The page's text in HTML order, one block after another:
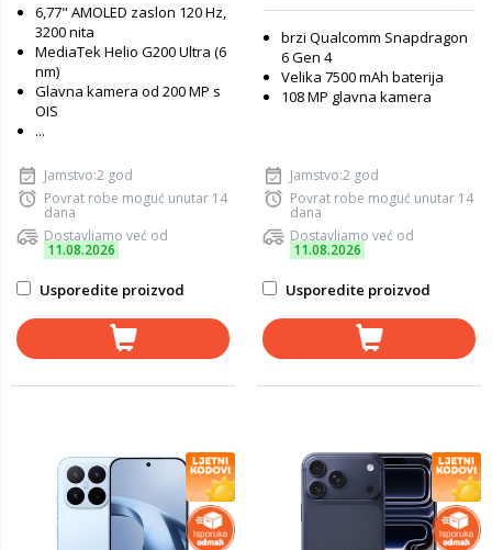
6,77" AMOLED zaslon 120 Hz,
3200 nita
MediaTek Helio G200 Ultra (6
nm)
Glavna kamera od 200 MP s
OIS
...
Jamstvo:2 god
Povrat robe moguć unutar 14
dana
Dostavljamo već od
11.08.2026
Usporedite proizvod
brzi Qualcomm Snapdragon
6 Gen 4
Velika 7500 mAh baterija
108 MP glavna kamera
Jamstvo:2 god
Povrat robe moguć unutar 14
dana
Dostavljamo već od
11.08.2026
Usporedite proizvod